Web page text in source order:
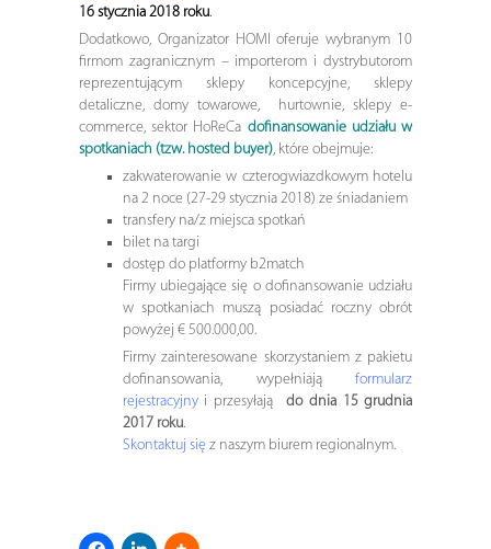
16 stycznia 2018 roku.
Dodatkowo, Organizator HOMI oferuje wybranym 10
firmom zagranicznym – importerom i dystrybutorom
reprezentującym sklepy koncepcyjne, sklepy
detaliczne, domy towarowe, hurtownie, sklepy e-
commerce, sektor HoReCa dofinansowanie udziału w
spotkaniach (tzw. hosted buyer), które obejmuje:
zakwaterowanie w czterogwiazdkowym hotelu
na 2 noce (27-29 stycznia 2018) ze śniadaniem
transfery na/z miejsca spotkań
bilet na targi
dostęp do platformy b2match
Firmy ubiegające się o dofinansowanie udziału
w spotkaniach muszą posiadać roczny obrót
powyżej € 500.000,00.
Firmy zainteresowane skorzystaniem z pakietu
dofinansowania, wypełniająformularz
rejestracyjnyi przesyłają do dnia 15 grudnia
2017 roku.
Skontaktuj sięz naszym biurem regionalnym.